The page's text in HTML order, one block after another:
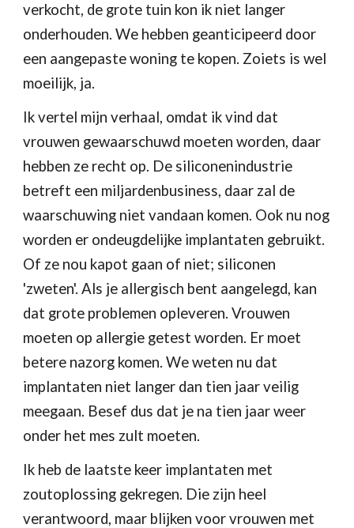
verkocht, de grote tuin kon ik niet langer
onderhouden. We hebben geanticipeerd door
een aangepaste woning te kopen. Zoiets is wel
moeilijk, ja.
Ik vertel mijn verhaal, omdat ik vind dat
vrouwen gewaarschuwd moeten worden, daar
hebben ze recht op. De siliconenindustrie
betreft een miljardenbusiness, daar zal de
waarschuwing niet vandaan komen. Ook nu nog
worden er ondeugdelijke implantaten gebruikt.
Of ze nou kapot gaan of niet; siliconen
'zweten'. Als je allergisch bent aangelegd, kan
dat grote problemen opleveren. Vrouwen
moeten op allergie getest worden. Er moet
betere nazorg komen. We weten nu dat
implantaten niet langer dan tien jaar veilig
meegaan. Besef dus dat je na tien jaar weer
onder het mes zult moeten.
Ik heb de laatste keer implantaten met
zoutoplossing gekregen. Die zijn heel
verantwoord, maar blijken voor vrouwen met